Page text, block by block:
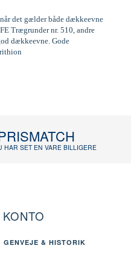
det gælder både dækkeevne
Trægrunder nr. 510, andre
dækkeevne. Gode
HAR SET EN VARE BILLIGERE
KONTO
GENVEJE & HISTORIK